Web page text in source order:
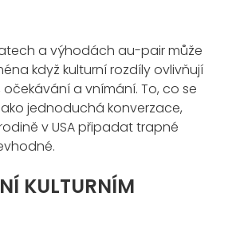
a výhodách au-pair může
když kulturní rozdíly ovlivňují
očekávání a vnímání. To, co se
jednoduchá konverzace,
v USA připadat trapné
KULTURNÍM